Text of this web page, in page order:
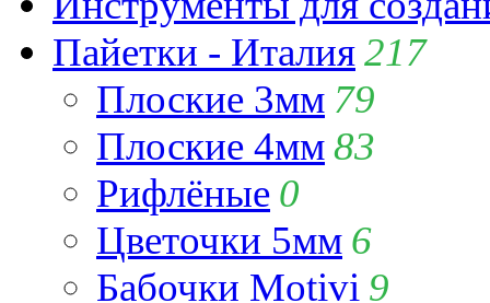
Пайетки - Италия217
Плоские 3мм 79
Плоские 4мм83
Рифлёные 0
Цветочки 5мм 6
Бабочки Motivi 9